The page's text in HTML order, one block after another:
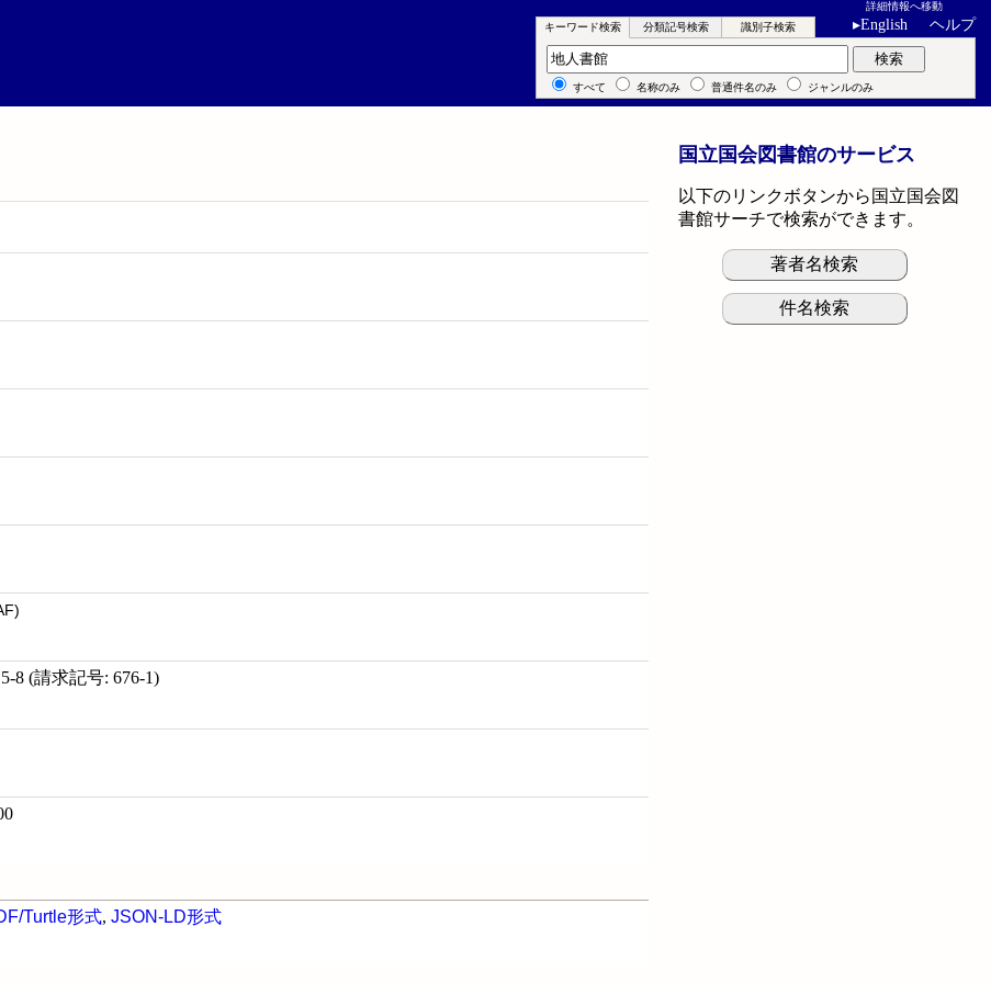
詳細情報へ移動
▸English ヘルプ
キーワード検索 分類記号検索 識別子検索
キーワード検索 検索
すべて 名称のみ 普通件名のみ ジャンルのみ
8 (請求記号: 676-1)
Turtle形式, JSON-LD形式
国立国会図書館のサービス
以下のリンクボタンから国立国会図
書館サーチで検索ができます。
著者名検索
件名検索